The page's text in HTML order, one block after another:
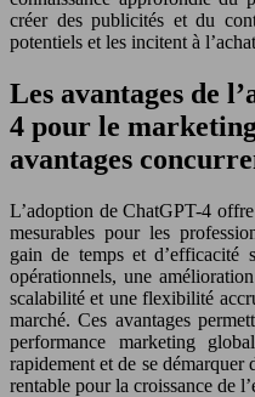
créer des publicités et du
potentiels et les incitent à
Les avantages de
4 pour le
avantages
L’adoption de ChatGPT-4
mesurables pour les
gain de temps et d’efficacité
opérationnels, une
scalabilité et une flexibilité
marché. Ces avantages
performance marketing
rapidement et de se
rentable pour la croissance de